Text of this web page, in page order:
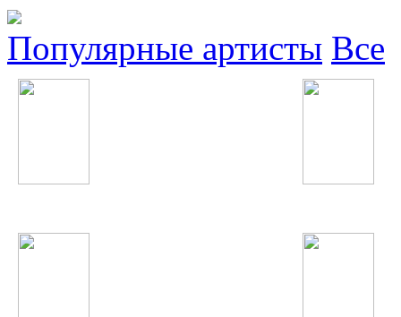
Популярные артисты Все